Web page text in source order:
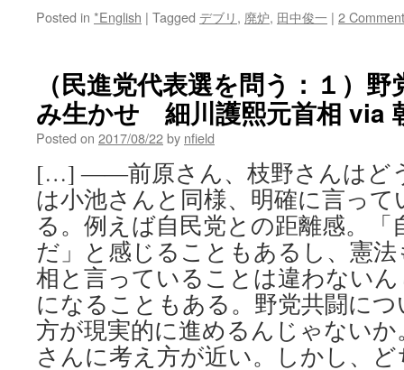
Posted in *English | Tagged デブリ, 廃炉, 田中俊一 | 2
（民進党代表選を問う：１）
み生かせ 細川護熙元首相 via
Posted on 2017/08/22by nfield
[…] ――前原さん、枝野さんはど
は小池さんと同様、明確に言っ
る。例えば自民党との距離感。
だ」と感じることもあるし、憲
相と言っていることは違わない
になることもある。野党共闘に
方が現実的に進めるんじゃない
さんに考え方が近い。しかし、